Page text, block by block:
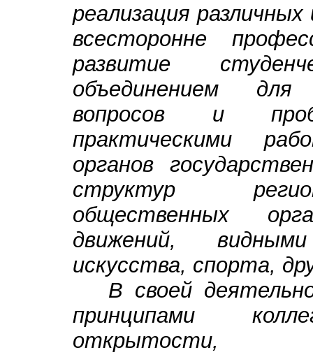
реализация
всесторонне
развитие
объединением для
вопросов и
практическими
органов
структур
общественных
движений,
искусства, спорта,
В своей
принципами
открытости,